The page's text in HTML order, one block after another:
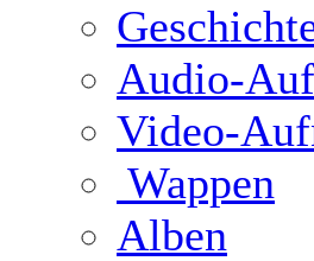
Audio-
Video-
Wappen
Alben